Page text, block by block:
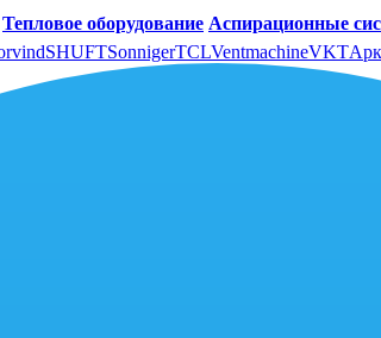
Тепловое оборудование Аспирационные
SHUFTSonnigerTCLVentmachineVKT